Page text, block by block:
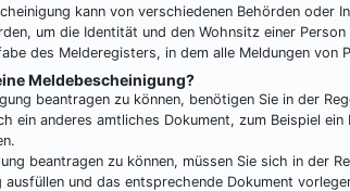
kann von verschiedenen Behörden oder
um die Identität und den Wohnsitz einer
des Melderegisters, in dem alle Meldungen
Meldebescheinigung?
beantragen zu können, benötigen Sie in der
ein anderes amtliches Dokument, zum Beispiel
beantragen zu können, müssen Sie sich in der
ausfüllen und das entsprechende Dokument